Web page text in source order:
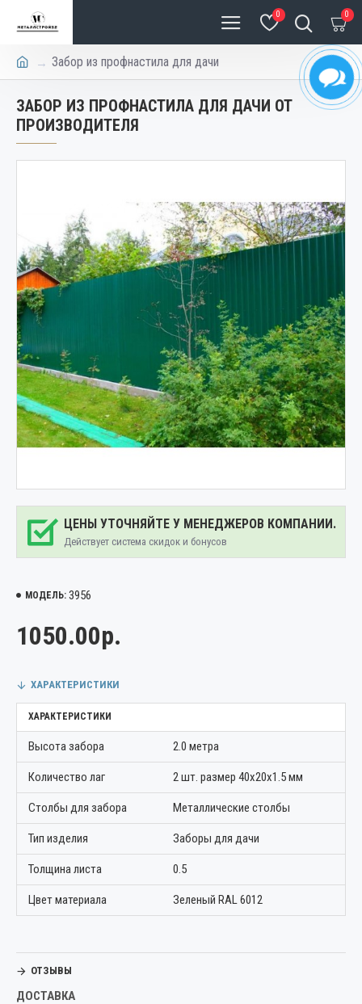
0 0
Забор из профнастила для дачи
ЗАБОР ИЗ ПРОФНАСТИЛА ДЛЯ ДАЧИ ОТ
ПРОИЗВОДИТЕЛЯ
ЦЕНЫ УТОЧНЯЙТЕ У МЕНЕДЖЕРОВ КОМПАНИИ.
Действует система скидок и бонусов
МОДЕЛЬ: 3956
1050.00р.
ХАРАКТЕРИСТИКИ
ХАРАКТЕРИСТИКИ
Высота забора 2.0 метра
Количество лаг 2 шт. размер 40х20х1.5 мм
Столбы для забора Металлические столбы
Тип изделия Заборы для дачи
Толщина листа 0.5
Цвет материала Зеленый RAL 6012
ОТЗЫВЫ
ДОСТАВКА